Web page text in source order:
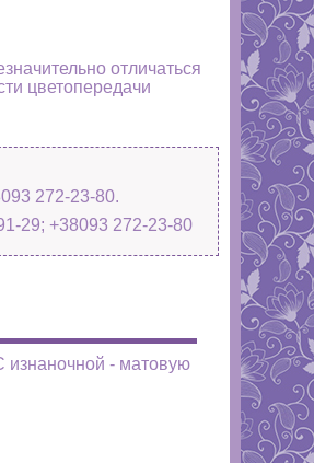
отличаться
цветопередачи
272-23-80.
29; +38093 272-23-80
изнаночной - матовую